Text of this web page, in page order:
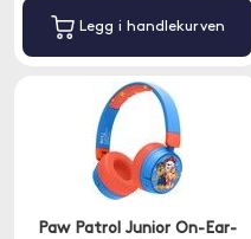
Legg i handlekurven
Paw Patrol Junior On-Ear-